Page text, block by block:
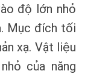
độ lớn nhỏ
Mục đích tối
xạ. Vật liệu
của năng